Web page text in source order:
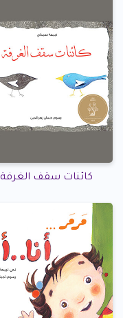
كائنات سقف الغرفة